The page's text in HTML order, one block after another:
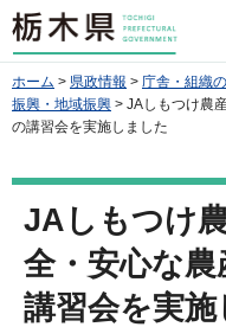
栃木県
ホーム > 県政情報 > 庁舎・組織
振興・地域振興 > JAしもつけ農
の講習会を実施しました
JAしもつけ
全・安心な
講習会を実施